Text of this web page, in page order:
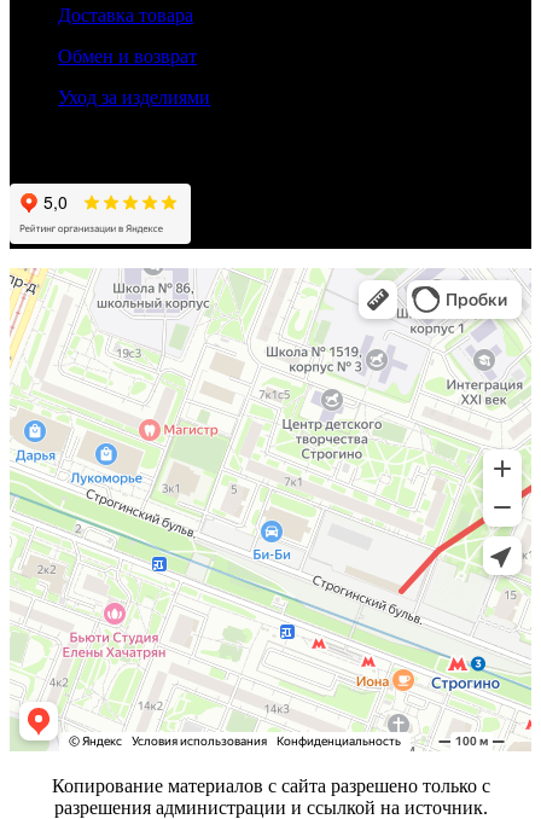
Доставка товара
Обмен и возврат
Уход за изделиями
Копирование материалов с сайта разрешено только с
разрешения администрации и ссылкой на источник.